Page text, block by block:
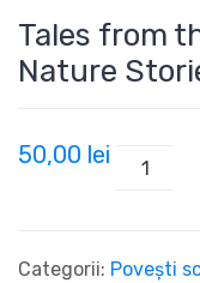
Tales from
Nature
50,00 lei
Categorii: Povești